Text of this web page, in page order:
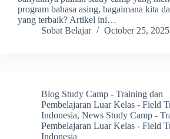
program bahasa asing, bagaimana kita
yang terbaik? Artikel ini…
Sobat Belajar
October 25, 2025
Blog Study Camp - Training dan
Pembelajaran Luar Kelas - Field
Indonesia, News Study Camp -
Pembelajaran Luar Kelas - Field
Indonesia